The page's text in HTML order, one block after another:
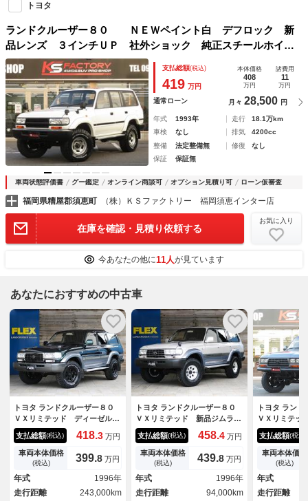
トヨタ
ランドクルーザー８０ ＮＥＷペイント白 デフロック 新
品レンズ ３インチＵＰ 社外ショック 純正スチールホイー
ル 新品ＢＦ／ＡＴタイヤ 社外ＳＤナビ Ｂｌｕｅｔｏｏｔ
ｈ対応 バックカメラ 新品シートカバー サンルーフ
支払総額(税込)
419 万円
本体価格
408
万円
諸費用
11
万円
通常ローン 月々 28,500 円
年式 1993年 走行
18.1万km
車検
なし 排気
4200cc
整備
法定整備無 修復
なし
保証
保証無
車両状態評価書 グー鑑定 オンライン商談可 オプション見積り可 ローン仮審査
福岡県糟屋郡須恵町 （株）ＫＳファクトリー 福岡須恵インター店
在庫を確認・見積り依頼する
お気に入り
今あなたの他に11人が見ています
あなたにおすすめの中古車
トヨタ ランドクルーザー８０
ＶＸリミテッド ディーゼルタ
ーボ 新品２インチリフトアッ
プ 新品ジムラインタイプ２
新品ＢＦグッドリッチＫＯ２
新品オリジナルコイルスプリン
グ 新品オリジナルショック
新品アルパイン９インチＤＡ
新品シートカバー
支払総額(税込) 418.3 万円
車両本体価格
(税込) 399.8 万円
年式
1996年
走行距離
243,000km
トヨタ ランドクルーザー８０
ＶＸリミテッド 新品ジムライ
ンポリッシュ 新品ヨコハマジ
オランダーＸ－ＡＴ 新品ＮＡ
ＲＤＩウッドステアリングポリ
ッシュ 新品ウッドコンビシフ
トレバー 新品ＡＬＰＩＮＥ７
インチＤＡ 新品バックカメ
ラ 新品ＥＴＣ車載器
支払総額(税込) 458.4 万円
車両本体価格
(税込) 439.8 万円
年式
1996年
走行距離
94,000km
トヨタ ラン
ＶＸリミテッ
ーＭ 輸出用
イト ＬＥＤ
カンバンパ
フトＵＰ 新
Ｖ 新品ジオ
ヤ 新品黒革
サンルーフ
支払総額(税込)
車両本体価格
(税込)
年式
走行距離